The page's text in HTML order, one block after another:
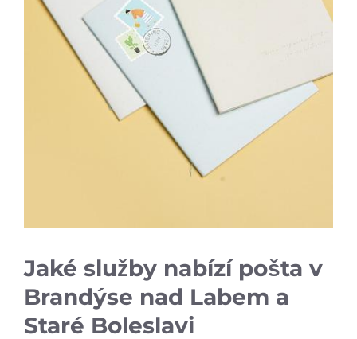
Jaké služby nabízí pošta v
Brandýse nad Labem a
Staré Boleslavi